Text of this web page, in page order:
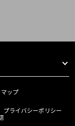
ップ
プライバシーポリシー